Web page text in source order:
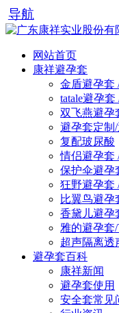
导航
网站首页
康祥避孕套
金盾避孕套
tatale避孕套
双飞燕避孕
避孕套定制
复配玻尿酸
情侣避孕套
保护伞避孕
狂野避孕套
比翼鸟避孕
香黛儿避孕
雅的避孕套
超声隔离透
避孕套百科
康祥新闻
避孕套使用
安全套常见